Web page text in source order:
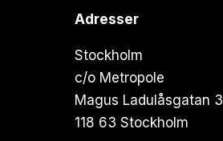
Adresser
Stockholm
c/o Metropole
Magus Ladulåsgatan 3
118 63 Stockholm